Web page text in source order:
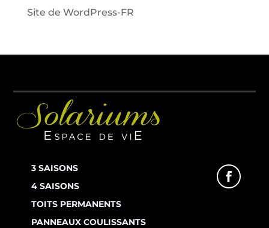
Site de WordPress-FR
3 SAISONS
4 SAISONS
TOITS PERMANENTS
PANNEAUX COULISSANTS